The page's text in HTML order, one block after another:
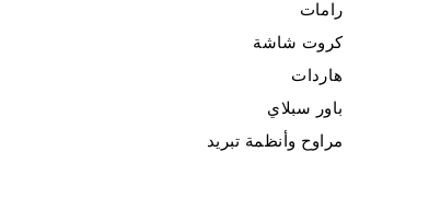
رامات
كروت شاشة
هاردات
باور سبلاي
مراوح وأنظمة تبريد